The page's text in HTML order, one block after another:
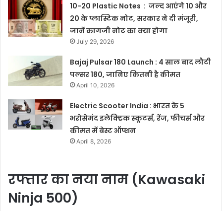
10-20 Plastic Notes : जल्द आएंगे 10 और
20 के प्लास्टिक नोट, सरकार ने दी मंजूरी,
जानें कागजी नोट का क्या होगा
July 29, 2026
Bajaj Pulsar 180 Launch : 4 साल बाद लौटी
पल्सर 180, जानिए कितनी है कीमत
April 10, 2026
Electric Scooter India : भारत के 5
भरोसेमंद इलेक्ट्रिक स्कूटर्स, रेंज, फीचर्स और
कीमत में बेस्ट ऑप्शन
April 8, 2026
रफ्तार का नया नाम (Kawasaki
Ninja 500)